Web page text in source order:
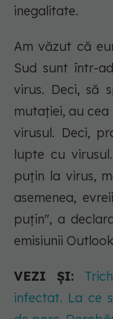
inegalitate.
Am văzut că
Sud sunt într-
virus. Deci, să
mutației, au
virusul. Deci,
lupte cu
puțin la virus,
asemenea,
puțin", a
emisiunii
VEZI ȘI:
infectat. La ce